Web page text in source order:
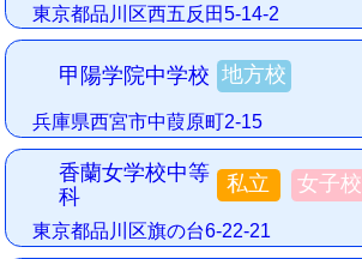
東京都品川区西五反田5-14-2
甲陽学院中学校 地方校
兵庫県西宮市中葭原町2-15
香蘭女学校中等
科
私立 女子校
東京都品川区旗の台6-22-21